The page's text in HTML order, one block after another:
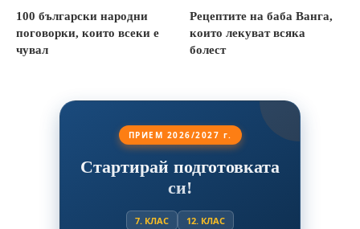
100 български народни
поговорки, които всеки е
чувал
Рецептите на баба Ванга,
които лекуват всяка
болест
ПРИЕМ 2026/2027 г.
Стартирай подготовката
си!
7. КЛАС 12. КЛАС